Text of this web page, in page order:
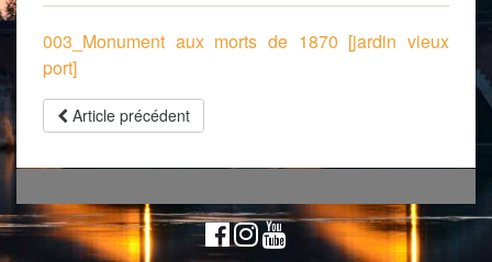
003_Monument aux morts de 1870 [jardin vieux
port]
Article précédent